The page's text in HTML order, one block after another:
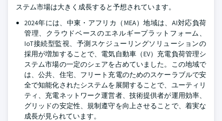
ステム市場は大きく成長すると予想されています。
2024年には、中東・アフリカ（MEA）地域は、AI対応負荷
管理、クラウドベースのエネルギープラットフォーム、
IoT接続型監視、予測スケジューリングソリューションの
採用が増加することで、電気自動車（EV）充電負荷管理シ
ステム市場の一定のシェアを占めていました。この地域で
は、公共、住宅、フリート充電のためのスケーラブルで安
全で知能化されたシステムを展開することで、ユーティリ
ティ、充電ネットワーク運営者、技術提供者が運用効率、
グリッドの安定性、規制遵守を向上させることで、着実な
成長が見られています。